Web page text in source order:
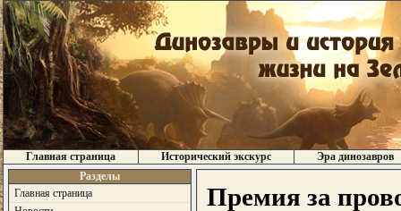
Главная страница Исторический экскурс
Эра динозавров
Разделы
Главная страница
Премия за